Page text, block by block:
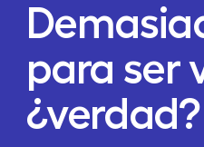
para ser
¿verdad?